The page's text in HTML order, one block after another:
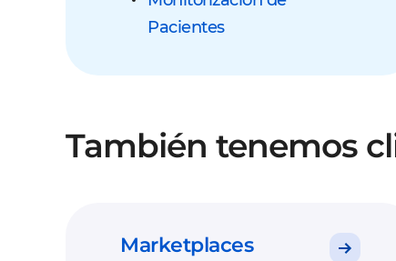
Pacientes
También tenemos
Marketplaces